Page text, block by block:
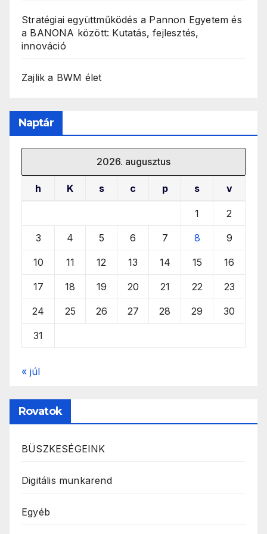
Stratégiai együttműködés a Pannon Egyetem és
a BANONA között: Kutatás, fejlesztés,
innováció
Zajlik a BWM élet
Naptár
2026. augusztus
h K s c p s v
1 2
3 4 5 6 7 8 9
10 11 12 13 14 15 16
17 18 19 20 21 22 23
24 25 26 27 28 29 30
31
« júl
Rovatok
BÜSZKESÉGEINK
Digitális munkarend
Egyéb